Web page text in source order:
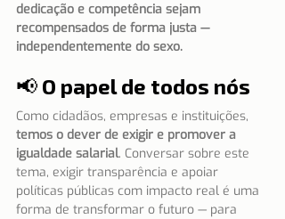
dedicação e competência sejam
recompensados de forma justa —
independentemente do sexo.
📢 O papel de todos nós
Como cidadãos, empresas e instituições,
temos o dever de exigir e promover a
igualdade salarial. Conversar sobre este
tema, exigir transparência e apoiar
políticas públicas com impacto real é uma
forma de transformar o futuro — para